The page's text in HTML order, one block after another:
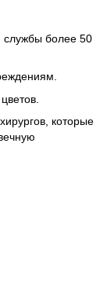
службы более 50
которые